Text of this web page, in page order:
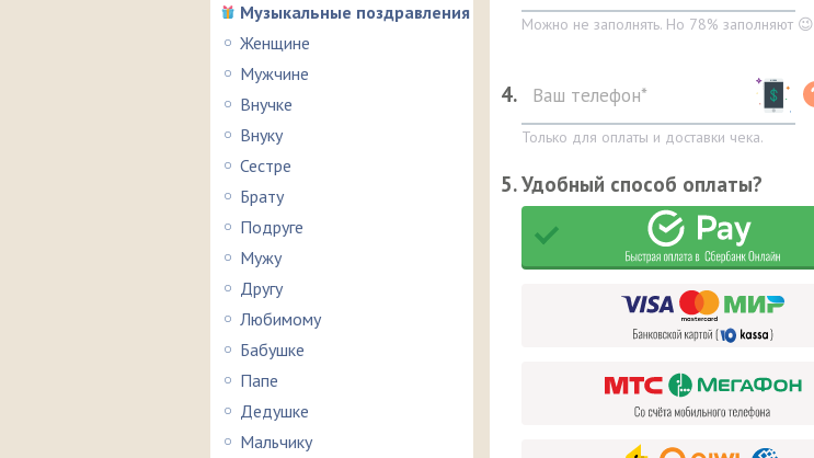
Музыкальные поздравления
Женщине
Мужчине
Внучке
Внуку
Сестре
Брату
Подруге
Мужу
Другу
Любимому
Бабушке
Папе
Дедушке
Мальчику
Можно не заполнять. Но 78% заполняют 😉
4.
Только для оплаты и доставки чека.
5. Удобный способ оплаты?